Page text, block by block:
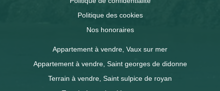
Politique des cookies
Nos honoraires
Appartement à vendre, Vaux sur mer
Appartement à vendre, Saint georges de didonne
Terrain à vendre, Saint sulpice de royan